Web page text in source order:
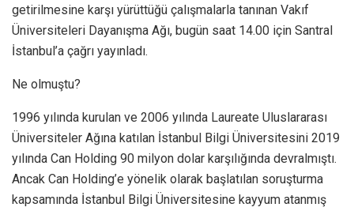
getirilmesine karşı yürüttüğü çalışmalarla tanınan Vakıf
Üniversiteleri Dayanışma Ağı, bugün saat 14.00 için Santral
İstanbul’a çağrı yayınladı.
Ne olmuştu?
1996 yılında kurulan ve 2006 yılında Laureate Uluslararası
Üniversiteler Ağına katılan İstanbul Bilgi Üniversitesini 2019
yılında Can Holding 90 milyon dolar karşılığında devralmıştı.
Ancak Can Holding’e yönelik olarak başlatılan soruşturma
kapsamında İstanbul Bilgi Üniversitesine kayyum atanmış